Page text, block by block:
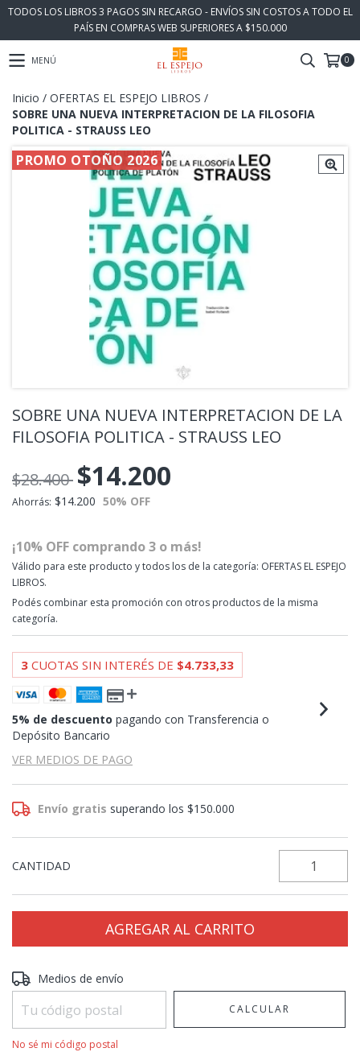
TODOS LOS LIBROS 3 PAGOS SIN RECARGO - ENVÍOS SIN COSTOS A TODO EL
PAÍS EN COMPRAS WEB SUPERIORES A $150.000
MENÚ 0
Inicio / OFERTAS EL ESPEJO LIBROS /
SOBRE UNA NUEVA INTERPRETACION DE LA FILOSOFIA
POLITICA - STRAUSS LEO
PROMO OTOÑO 2026
SOBRE UNA NUEVA INTERPRETACION DE LA
FILOSOFIA POLITICA - STRAUSS LEO
$28.400 $14.200
Ahorrás: $14.200 50% OFF
¡10% OFF comprando 3 o más!
Válido para este producto y todos los de la categoría: OFERTAS EL ESPEJO
LIBROS.
Podés combinar esta promoción con otros productos de la misma
categoría.
3 CUOTAS SIN INTERÉS DE $4.733,33
5% de descuento pagando con Transferencia o
Depósito Bancario
VER MEDIOS DE PAGO
Envío gratis superando los$150.000
CANTIDAD
Entregas para el CP:
Medios de envío
CALCULAR
No sé mi código postal